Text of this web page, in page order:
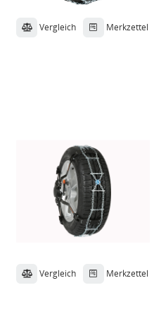
Vergleich Merkzettel
Vergleich Merkzettel